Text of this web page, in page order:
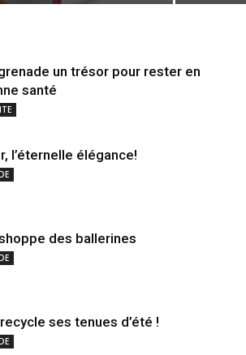
un trésor pour rester en
santé
l’éternelle élégance!
des ballerines
ses tenues d’été !